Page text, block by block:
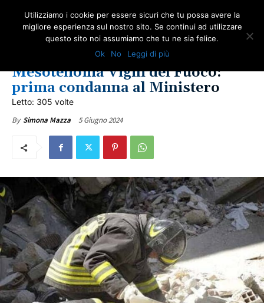
AMIANTO E SOCIETÀ
ULTIME NOTIZIE
Mesotelioma Vigili del Fuoco:
prima condanna al Ministero
Letto: 305 volte
By Simona Mazza 5 Giugno 2024
Utilizziamo i cookie per essere sicuri che tu possa avere la
migliore esperienza sul nostro sito. Se continui ad utilizzare
questo sito noi assumiamo che tu ne sia felice.
Ok
No Leggi di più